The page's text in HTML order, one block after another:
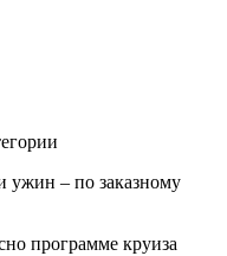
ужин – по заказному
программе круиза